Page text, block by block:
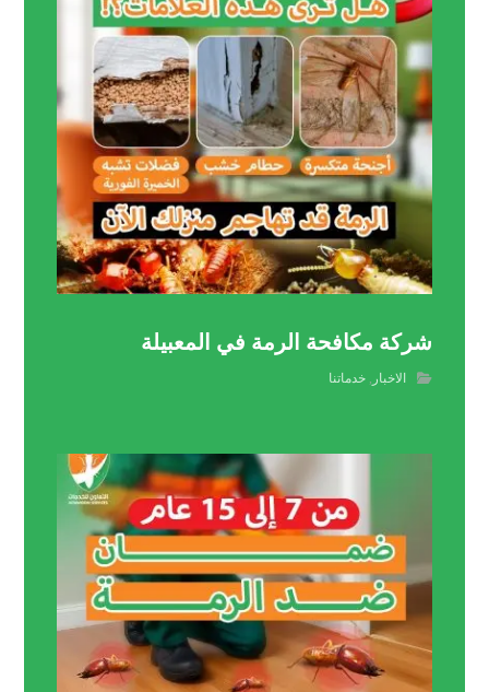
شركة مكافحة الرمة في المعبيلة
الاخبار ,خدماتنا